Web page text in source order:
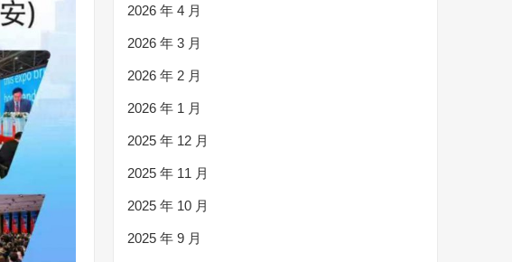
2026 年 4 月
2026 年 3 月
2026 年 2 月
2026 年 1 月
2025 年 12 月
2025 年 11 月
2025 年 10 月
2025 年 9 月